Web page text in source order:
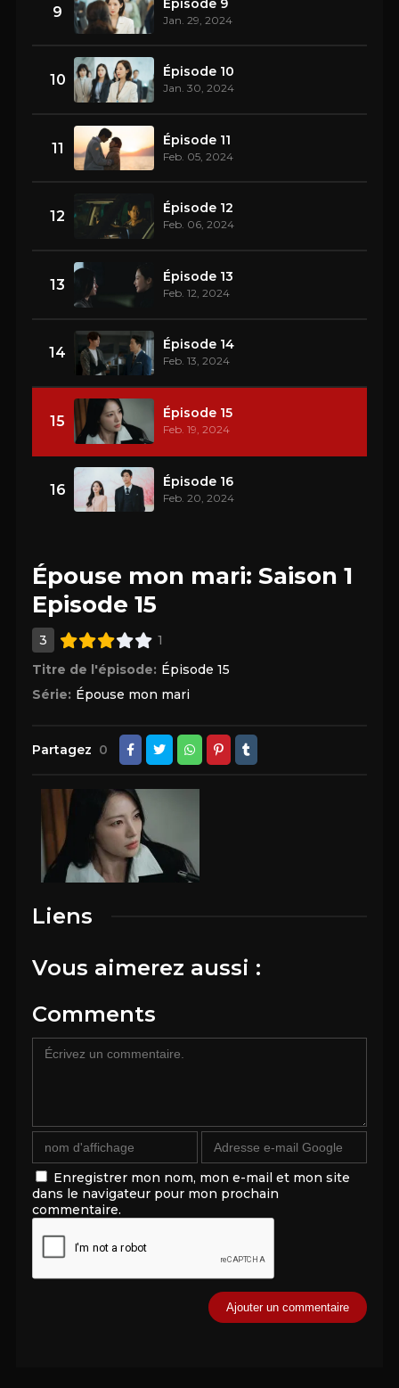
9 Jan. 29, 2024
10 Épisode 10
Jan. 30, 2024
11 Épisode 11
Feb. 05, 2024
12 Épisode 12
Feb. 06, 2024
13 Épisode 13
Feb. 12, 2024
14 Épisode 14
Feb. 13, 2024
15 Épisode 15
Feb. 19, 2024
16 Épisode 16
Feb. 20, 2024
Épouse mon mari: Saison 1
Episode 15
3
1
Titre de l'épisode: Épisode 15
Série: Épouse mon mari
Partagez 0
Liens
Vous aimerez aussi :
Comments
Enregistrer mon nom, mon e-mail et mon site
dans le navigateur pour mon prochain
commentaire.